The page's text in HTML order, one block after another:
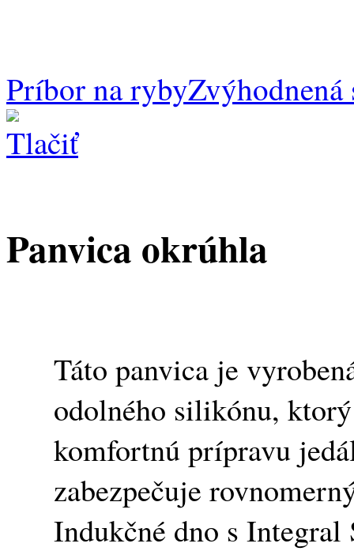
Príbor na rybyZvýhodnená
Panvica okrúhla
Táto panvica je
odolného silikónu,
komfortnú prípravu
zabezpečuje
Indukčné dno s